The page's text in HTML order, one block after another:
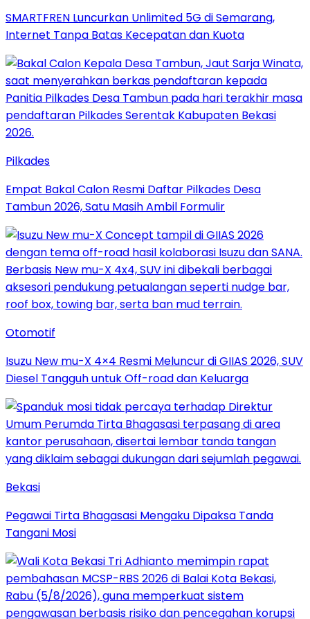
SMARTFREN Luncurkan Unlimited 5G di Semarang,
Internet Tanpa Batas Kecepatan dan Kuota
Pilkades
Empat Bakal Calon Resmi Daftar Pilkades Desa
Tambun 2026, Satu Masih Ambil Formulir
Otomotif
Isuzu New mu-X 4×4 Resmi Meluncur di GIIAS 2026, SUV
Diesel Tangguh untuk Off-road dan Keluarga
Bekasi
Pegawai Tirta Bhagasasi Mengaku Dipaksa Tanda
Tangani Mosi